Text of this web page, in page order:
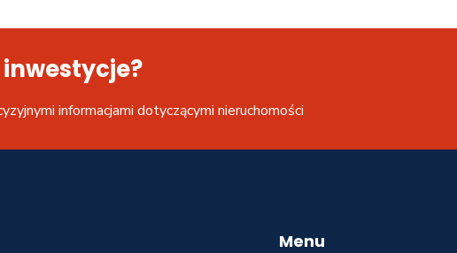
informacjami dotyczącymi nieruchomości
Menu